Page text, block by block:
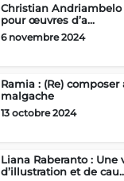
Christian
pour œuvres d’a...
6 novembre 2024
Ramia : (Re)
malgache
13 octobre 2024
Liana Raberanto : Une
d’illustration et de